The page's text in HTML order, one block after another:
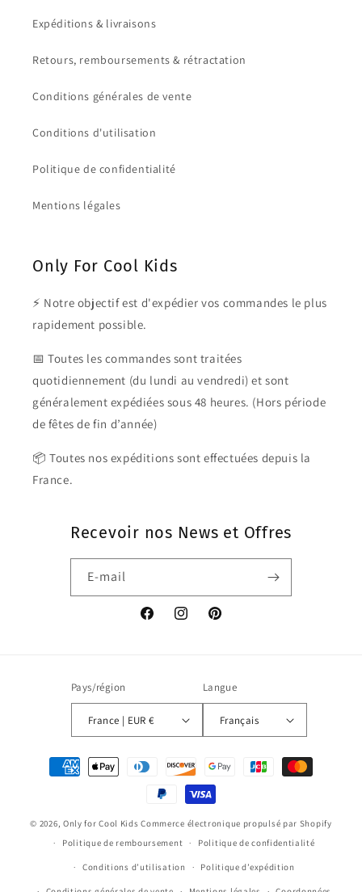
Expéditions & livraisons
Retours, remboursements & rétractation
Conditions générales de vente
Conditions d'utilisation
Politique de confidentialité
Mentions légales
Only For Cool Kids
⚡ Notre objectif est d'expédier vos commandes le plus
rapidement possible.
📅 Toutes les commandes sont traitées
quotidiennement (du lundi au vendredi) et sont
généralement expédiées sous 48 heures. (Hors période
de fêtes de fin d’année)
📦 Toutes nos expéditions sont effectuées depuis la
France.
Recevoir nos News et Offres
E-mail
FacebookInstagramPinterest
Pays/région
France | EUR €
Langue
Français
Moyens
© 2026, Only for Cool Kids Commerce électronique propulsé par Shopify
Politique de remboursement
Politique de confidentialité
Conditions d’utilisation Politique d’expédition